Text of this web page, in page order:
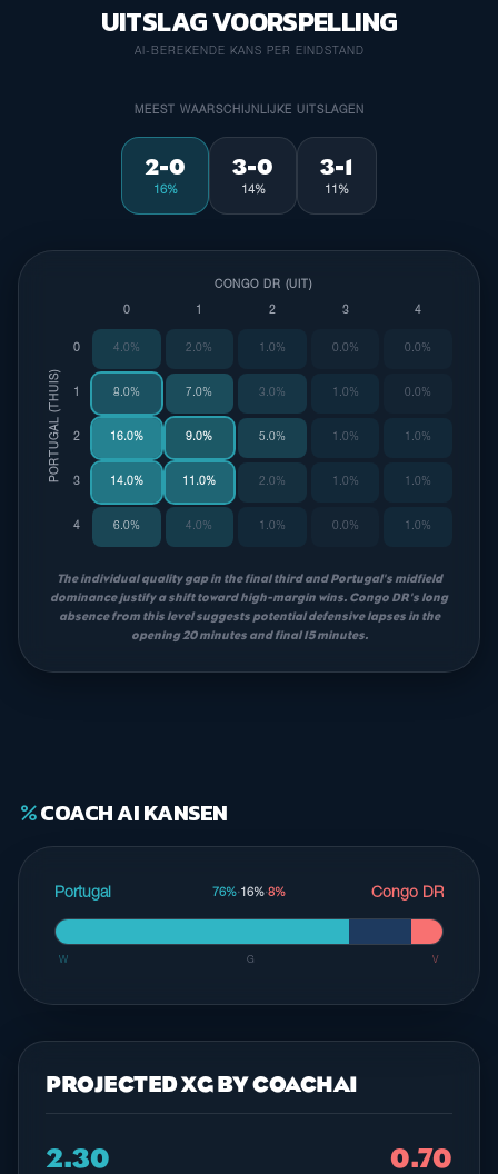
UITSLAG VOORSPELLING
AI-BEREKENDE KANS PER EINDSTAND
MEEST WAARSCHIJNLIJKE UITSLAGEN
2-0
16%
3-0
14%
3-1
11%
CONGO DR (UIT)
PORTUGAL (THUIS)
0 1 2 3 4
0 4.0% 2.0% 1.0% 0.0% 0.0%
8.0% 7.0% 3.0% 1.0% 0.0%
2 16.0% 9.0% 5.0% 1.0% 1.0%
3 14.0% 11.0% 2.0% 1.0% 1.0%
4 6.0% 4.0% 1.0% 0.0% 1.0%
The individual quality gap in the final third and Portugal's midfield
dominance justify a shift toward high-margin wins. Congo DR's long
absence from this level suggests potential defensive lapses in the
opening 20 minutes and final 15 minutes.
percentCOACH AI KANSEN
Portugal 76%·16%·8% Congo DR
W G V
PROJECTED XG BY COACHAI
2.30 0.70